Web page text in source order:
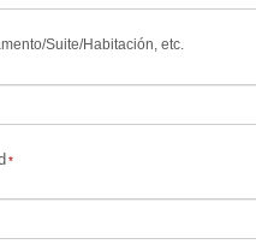
/Suite/Habitación, etc.